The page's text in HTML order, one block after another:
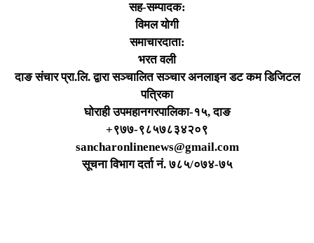
सह-सम्पादक:
विमल योगी
समाचारदाता:
भरत वली
दाङ संचार प्रा.लि. द्वारा सञ्चालित सञ्चार अनलाइन डट कम डिजिटल
पत्रिका
घोराही उपमहानगरपालिका-१५, दाङ
+९७७-९८५७८३४२०९
sancharonlinenews@gmail.com
सूचना विभाग दर्ता न‌ं. ७८५/०७४-७५